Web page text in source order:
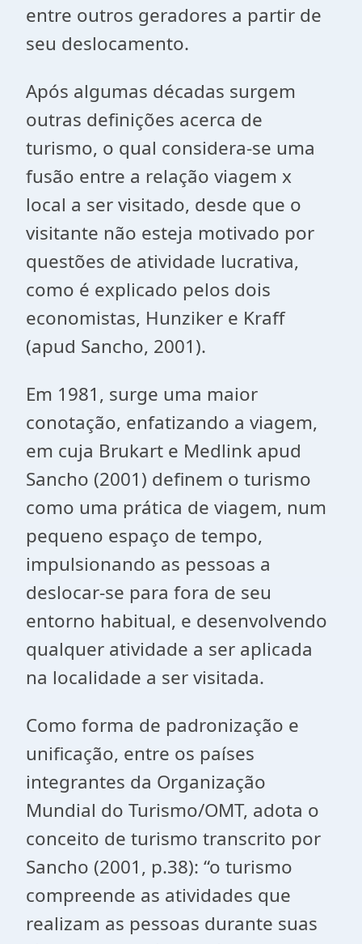
entre outros geradores a partir de
seu deslocamento.
Após algumas décadas surgem
outras definições acerca de
turismo, o qual considera-se uma
fusão entre a relação viagem x
local a ser visitado, desde que o
visitante não esteja motivado por
questões de atividade lucrativa,
como é explicado pelos dois
economistas, Hunziker e Kraff
(apud Sancho, 2001).
Em 1981, surge uma maior
conotação, enfatizando a viagem,
em cuja Brukart e Medlink apud
Sancho (2001) definem o turismo
como uma prática de viagem, num
pequeno espaço de tempo,
impulsionando as pessoas a
deslocar-se para fora de seu
entorno habitual, e desenvolvendo
qualquer atividade a ser aplicada
na localidade a ser visitada.
Como forma de padronização e
unificação, entre os países
integrantes da Organização
Mundial do Turismo/OMT, adota o
conceito de turismo transcrito por
Sancho (2001, p.38): “o turismo
compreende as atividades que
realizam as pessoas durante suas